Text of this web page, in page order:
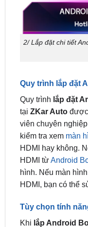
2/ Lắp đặt chi tiết
Quy trình lắp đặt
tạiZKar Auto được
viên chuyên
kiểm tra xemmàn
HDMI hay không.
HDMI từAndroid
hình. Nếu màn
HDMI, bạn có thể
Tùy chọn tính
thể tùy chọn các
camera lùi, cảm